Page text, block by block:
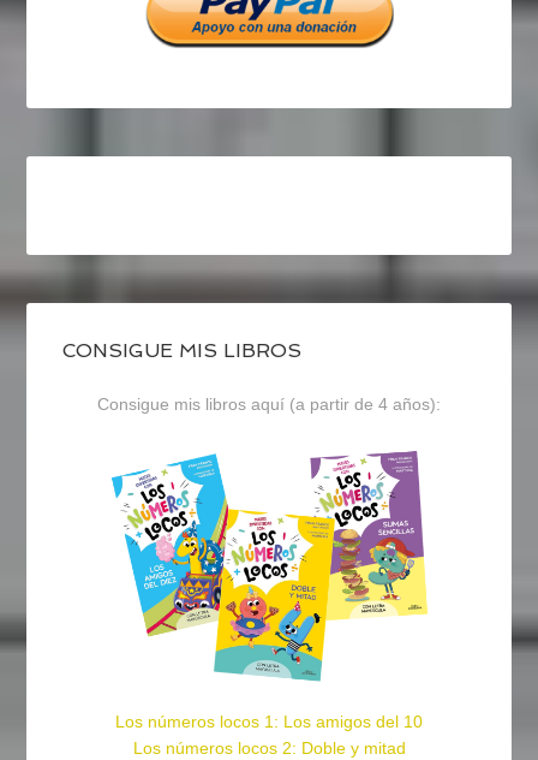
CONSIGUE MIS LIBROS
Consigue mis libros aquí (a partir de 4 años):
Los números locos 1: Los amigos del 10
Los números locos 2: Doble y mitad